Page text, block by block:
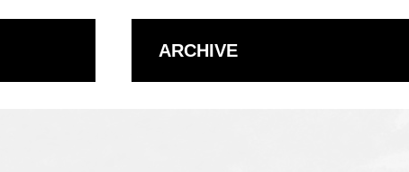
ARCHIVE